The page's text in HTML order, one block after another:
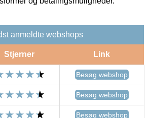
anmeldte webshops
Stjerner Link
Besøg webshop
Besøg webshop
Besøg webshop